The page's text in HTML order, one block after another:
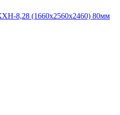
8,28 (1660х2560х2460) 80мм